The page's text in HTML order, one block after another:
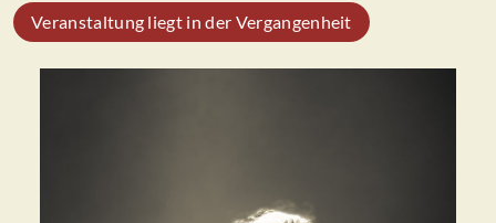
ÜBER UNS
Veranstaltung liegt in der Vergangenheit